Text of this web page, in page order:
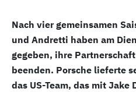
Nach vier gemeinsamen
und Andretti haben am
gegeben, ihre
beenden. Porsche lieferte
das US-Team, das mit Jake